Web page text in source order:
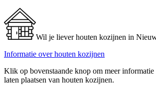
Wil je liever houten kozijnen in
Informatie over houten kozijnen
Klik op bovenstaande knop om meer
laten plaatsen van houten kozijnen.